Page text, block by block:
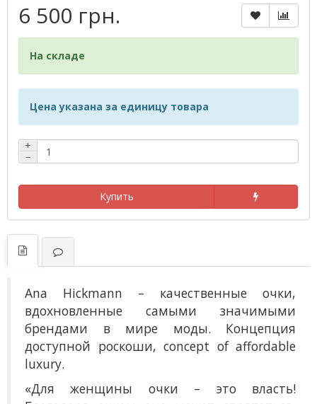
6 500 грн.
На складе
Цена указана за единицу товара
+
−
Купить
Ana Hickmann – качественные очки,
вдохновленные самыми значимыми
брендами в мире моды. Концепция
доступной роскоши, concept of affordable
luxury.
«Для женщины очки – это власть!